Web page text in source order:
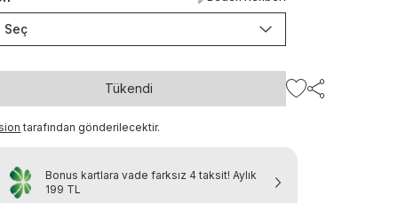
Seç
Tükendi
tarafından gönderilecektir.
Bonus kartlara vade farksız 4 taksit! Aylık
199 TL